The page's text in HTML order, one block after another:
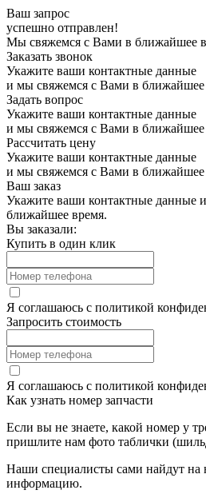
Ваш запрос
успешно отправлен!
Мы свяжемся с Вами в ближайшее
Заказать звонок
Укажите ваши контактные данные
и мы свяжемся с Вами в ближайшее
Задать вопрос
Укажите ваши контактные данные
и мы свяжемся с Вами в ближайшее
Рассчитать цену
Укажите ваши контактные данные
и мы свяжемся с Вами в ближайшее
Ваш заказ
Укажите ваши контактные данные
ближайшее время.
Вы заказали:
Купить в один клик
Я соглашаюсь с политикой
Запросить стоимость
Я соглашаюсь с политикой
Как узнать номер запчасти
Если вы не знаете, какой номер у
пришлите нам фото таблички
Наши специалисты сами найдут
информацию.